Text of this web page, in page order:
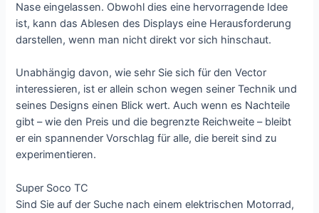
Nase eingelassen. Obwohl dies eine hervorragende Idee
ist, kann das Ablesen des Displays eine Herausforderung
darstellen, wenn man nicht direkt vor sich hinschaut.
Unabhängig davon, wie sehr Sie sich für den Vector
interessieren, ist er allein schon wegen seiner Technik und
seines Designs einen Blick wert. Auch wenn es Nachteile
gibt – wie den Preis und die begrenzte Reichweite – bleibt
er ein spannender Vorschlag für alle, die bereit sind zu
experimentieren.
Super Soco TC
Sind Sie auf der Suche nach einem elektrischen Motorrad,